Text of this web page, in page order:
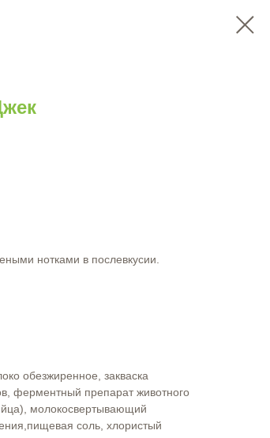
нотками в послевкусии.
обезжиренное, закваска
ферментный препарат животного
молокосвертывающий
соль, хлористый